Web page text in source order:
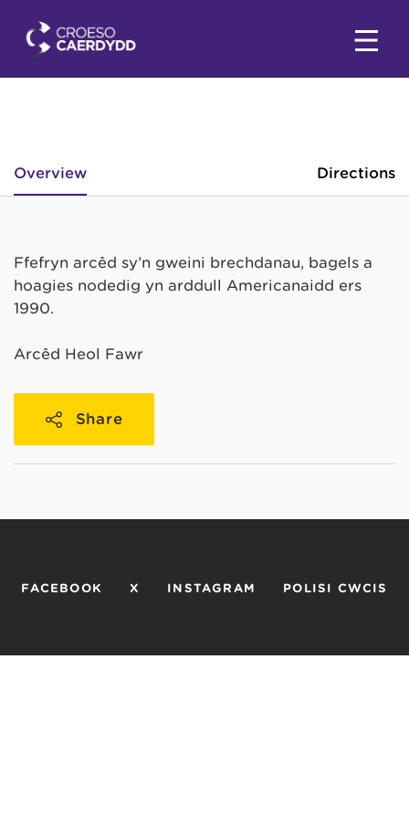
Overview Directions
Ffefryn arcêd sy’n gweini brechdanau, bagels a
hoagies nodedig yn arddull Americanaidd ers
1990.
Arcêd Heol Fawr
Share
FACEBOOK X INSTAGRAM POLISI CWCIS